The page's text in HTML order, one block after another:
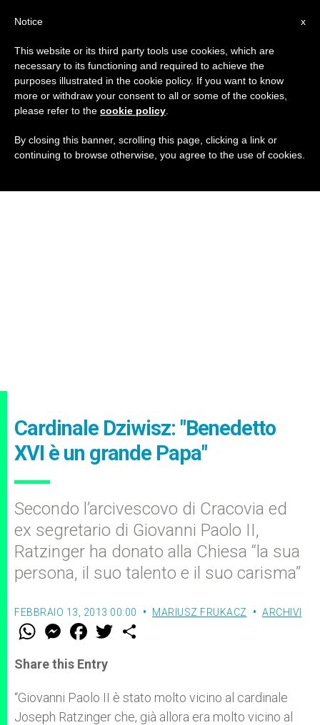
Cardinale Dziwisz: "Benedetto
XVI è un grande Papa"
Secondo l’arcivescovo di Cracovia ed
ex segretario di Giovanni Paolo II,
Ratzinger ha donato alla Chiesa “la sua
persona, il suo talento e il suo carisma”
FEBBRAIO 13, 2013 00:00 MARIUSZ FRUKACZ ARCHIVI
W
t
s
p
p
M
e
s
e
g
e
r
F
a
e
b
o
k
w
r
Share this Entry
“Giovanni Paolo II è stato molto vicino al cardinale
Joseph Ratzinger che, già allora era molto vicino al
x
Notice
This website or its third party tools use cookies, which are
necessary to its functioning and required to achieve the
purposes illustrated in the cookie policy. If you want to know
more or withdraw your consent to all or some of the cookies,
please refer to the cookie policy
By closing this banner, scrolling this page, clicking a link or
continuing to browse otherwise, you agree to the use of cookies.